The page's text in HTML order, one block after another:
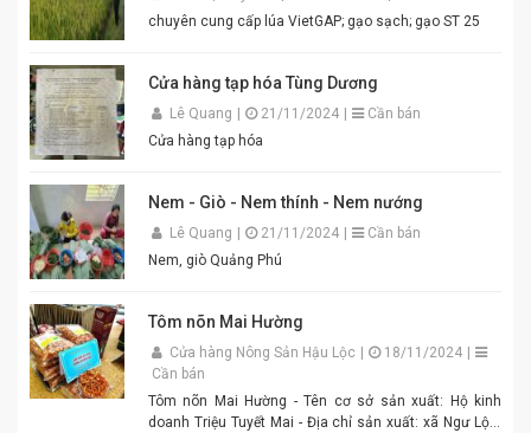
tôm đậm đà, chuẩn vị quê hương cùng An Quý Thiên
#BunDauMamTom #GiaViTruyenThong
#DacSanVietNam #TikTokShop #AnQuyThienHuong
chuyên cung cấp lúa VietGAP; gạo sạch; gạo ST 25
Cửa hàng tạp hóa Tùng Dương
Lê Quang 21/11/2024
Cần bán
Cửa hàng tạp hóa
Nem - Giò - Nem thính - Nem nướng
Lê Quang 21/11/2024
Cần bán
Nem, giò Quảng Phú
Tôm nõn Mai Hường
Cửa hàng Nông Sản Hậu Lộc 18/11/2024
Cần bán
Tôm nõn Mai Hường - Tên cơ sở sản xuất: Hộ kinh
doanh Triệu Tuyết Mai - Địa chỉ sản xuất: xã Ngư Lộc,